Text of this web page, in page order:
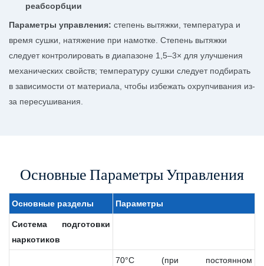
реабсорбции
Параметры управления: степень вытяжки, температура и
время сушки, натяжение при намотке. Степень вытяжки
следует контролировать в диапазоне 1,5–3× для улучшения
механических свойств; температуру сушки следует подбирать
в зависимости от материала, чтобы избежать охрупчивания из-
за пересушивания.
Основные Параметры Управления
Основные разделы Параметры
Система
подготовки
наркотиков
70°C (при постоянном